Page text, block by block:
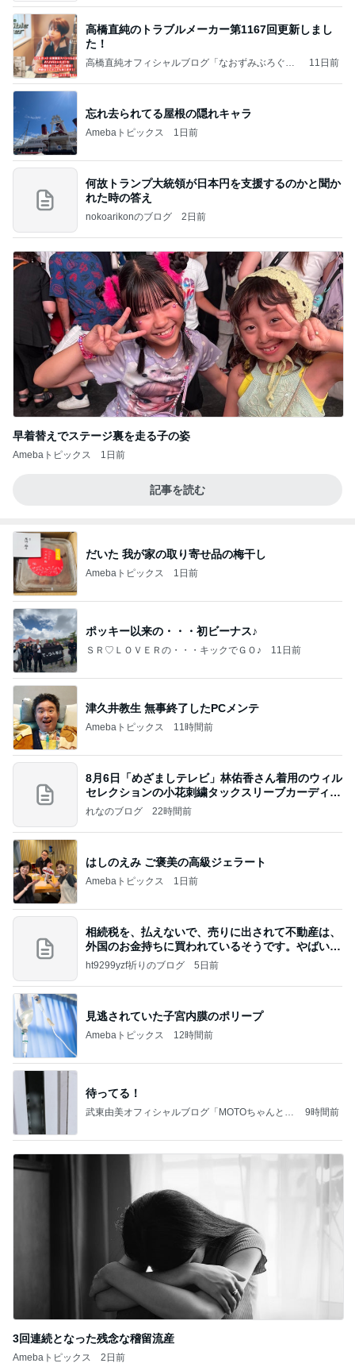
高橋直純のトラブルメーカー第1167回更新しまし
た！
高橋直純オフィシャルブログ「なおずみぶろぐ」
11日前
忘れ去られてる屋根の隠れキャラ
Amebaトピックス 1日前
何故トランプ大統領が日本円を支援するのかと聞か
れた時の答え
nokoarikonのブログ 2日前
早着替えでステージ裏を走る子の姿
Amebaトピックス 1日前
記事を読む
だいた 我が家の取り寄せ品の梅干し
Amebaトピックス 1日前
ポッキー以来の・・・初ビーナス♪
ＳＲ♡ＬＯＶＥＲの・・・キックでＧＯ♪ 11日前
津久井教生 無事終了したPCメンテ
Amebaトピックス 11時間前
8月6日「めざましテレビ」林佑香さん着用のウィル
セレクションの小花刺繍タックスリーブカーディガ
ン
れなのブログ 22時間前
はしのえみ ご褒美の高級ジェラート
Amebaトピックス 1日前
相続税を、払えないで、売りに出されて不動産は、
外国のお金持ちに買われているそうです。やばいで
すよ
ht9299yzf祈りのブログ 5日前
見逃されていた子宮内膜のポリープ
Amebaトピックス 12時間前
待ってる！
武東由美オフィシャルブログ「MOTOちゃんとの
9時間前
3回連続となった残念な稽留流産
Amebaトピックス 2日前